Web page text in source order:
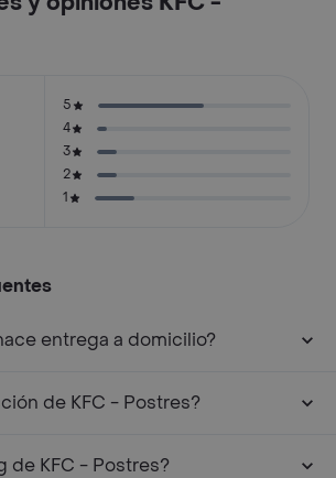
5
4
3
2
1
entrega a domicilio?
de KFC - Postres?
de KFC - Postres?